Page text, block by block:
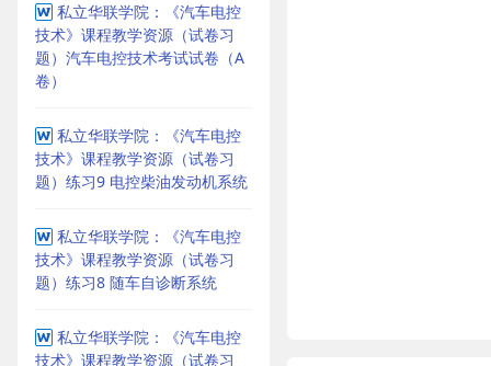
私立华联学院：《汽车电控
技术》课程教学资源（试卷习
题）汽车电控技术考试试卷（A
卷）
私立华联学院：《汽车电控
技术》课程教学资源（试卷习
题）练习9 电控柴油发动机系统
私立华联学院：《汽车电控
技术》课程教学资源（试卷习
题）练习8 随车自诊断系统
私立华联学院：《汽车电控
技术》课程教学资源（试卷习